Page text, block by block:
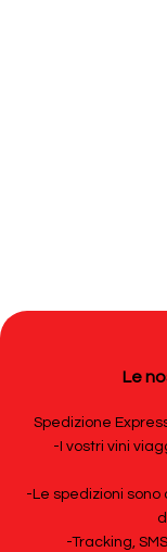
Le
Spedizione
-I vostri vini
-Le spedizioni
-Tracking,